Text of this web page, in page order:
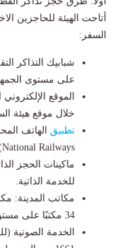
السفر:
شبابيك التذاكر
على مستوى
الموقع
خلال موقع هيئة
تطبيق الهاتف
National Railways) المتوفر على متاجر (Play Store & App Store).
للخدمة الذاتية.
مكاتب المدينة:
34 مكتبًا على مستوى الجمهورية.
الخدمة الصوتية